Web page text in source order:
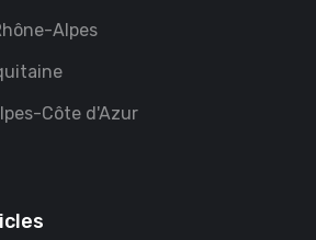
Alpes
Côte d'Azur